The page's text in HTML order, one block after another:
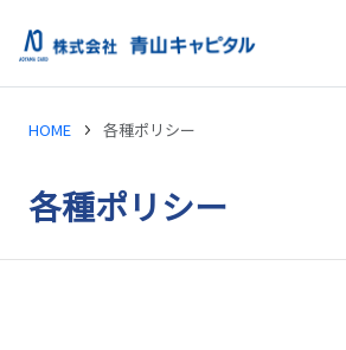
HOME 各種ポリシー
各種ポリシー